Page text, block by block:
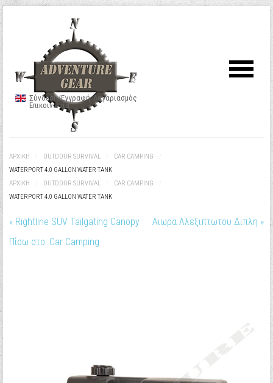
Σύνδεση/Εγγραφή Λογαριασμός
Επικοινωνία
ΑΡΧΙΚΉ OUTDOOR SURVIVAL CAR CAMPING
WATERPORT 4.0 GALLON WATER TANK
ΑΡΧΙΚΉ
OUTDOOR SURVIVAL CAR CAMPING
WATERPORT 4.0 GALLON WATER TANK
« Rightline SUV Tailgating Canopy
Αιωρα Αλεξιπτωτου Διπλη »
Πίσω στο: Car Camping